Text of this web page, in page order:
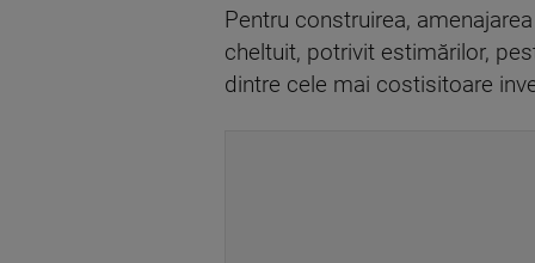
Pentru construirea,
cheltuit, potrivit estimărilor,
dintre cele mai costisitoare